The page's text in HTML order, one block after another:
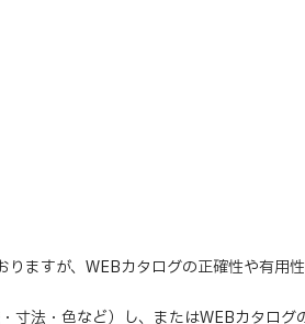
ますが、WEBカタログの正確性や有用
法・色など）し、またはWEBカタロ